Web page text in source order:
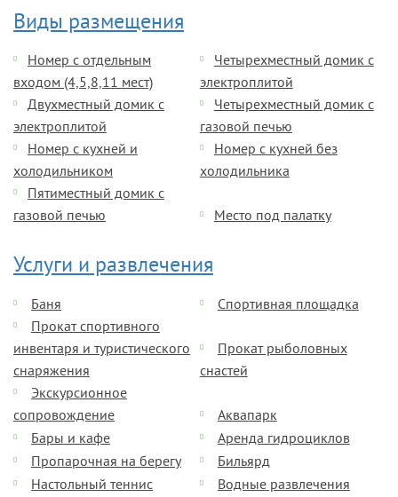
Виды размещения
Номер с отдельным
входом (4,5,8,11 мест)
Четырехместный домик с
электроплитой
Двухместный домик с
электроплитой
Четырехместный домик с
газовой печью
Номер с кухней и
холодильником
Номер с кухней без
холодильника
Пятиместный домик с
газовой печью
Место под палатку
Услуги и развлечения
Баня
Спортивная площадка
Прокат спортивного
инвентаря и туристического
снаряжения
Прокат рыболовных
снастей
Экскурсионное
сопровождение
Аквапарк
Бары и кафе
Аренда гидроциклов
Пропарочная на берегу
Бильярд
Настольный теннис
Водные развлечения